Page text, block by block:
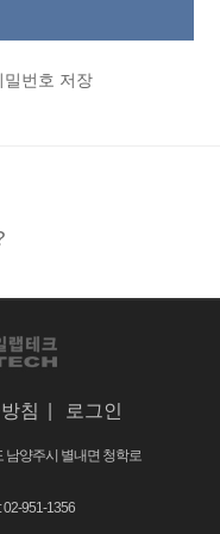
밀번호 저장
침 로그인
남양주시 별내면 청학로
02-951-1356